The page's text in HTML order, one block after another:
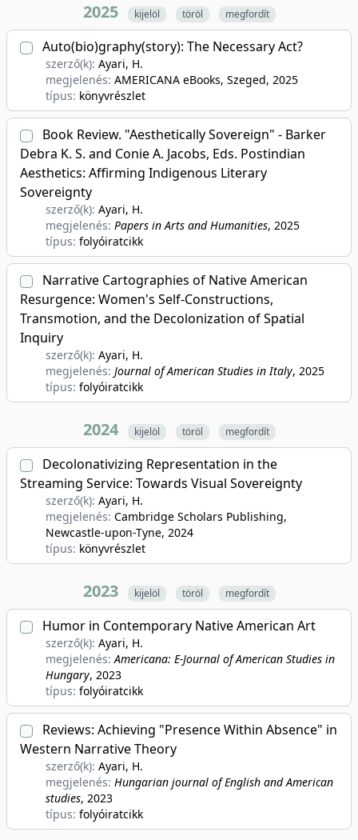
2025 kijelöl töröl megfordít
Auto(bio)graphy(story): The Necessary Act?
szerző(k): Ayari, H.
megjelenés: AMERICANA eBooks, Szeged, 2025
típus: könyvrészlet
Book Review. "Aesthetically Sovereign" - Barker
Debra K. S. and Conie A. Jacobs, Eds. Postindian
Aesthetics: Affirming Indigenous Literary
Sovereignty
szerző(k): Ayari, H.
megjelenés: Papers in Arts and Humanities, 2025
típus: folyóiratcikk
Narrative Cartographies of Native American
Resurgence: Women's Self-Constructions,
Transmotion, and the Decolonization of Spatial
Inquiry
szerző(k): Ayari, H.
megjelenés: Journal of American Studies in Italy, 2025
típus: folyóiratcikk
2024 kijelöl töröl megfordít
Decolonativizing Representation in the
Streaming Service: Towards Visual Sovereignty
szerző(k): Ayari, H.
megjelenés: Cambridge Scholars Publishing,
Newcastle-upon-Tyne, 2024
típus: könyvrészlet
2023 kijelöl töröl megfordít
Humor in Contemporary Native American Art
szerző(k): Ayari, H.
megjelenés:Americana: E-Journal of American Studies in
Hungary, 2023
típus: folyóiratcikk
Reviews: Achieving "Presence Within Absence" in
Western Narrative Theory
szerző(k): Ayari, H.
megjelenés: Hungarian journal of English and American
studies, 2023
típus: folyóiratcikk